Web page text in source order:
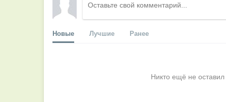
Новые Лучшие Ранее
Никто ещё не